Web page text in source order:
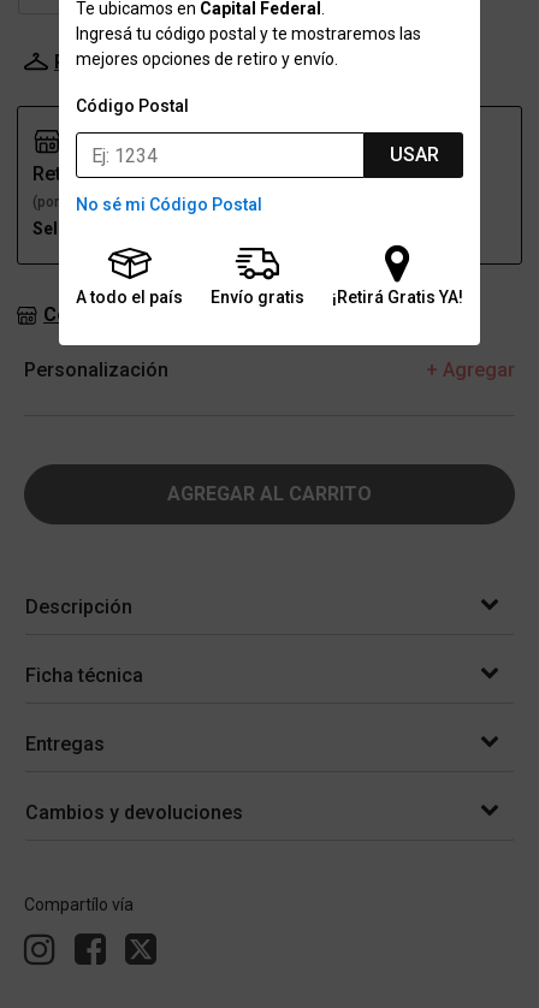
Te ubicamos en Capital Federal
Ingresá tu código postal y te mostraremos las
mejores opciones de retiro y envío.
Código Postal
USAR
No sé mi Código Postal
A todo el país Envío gratis ¡Retirá Gratis YA!
Probador Virtual Tabla de talles
Retiro
(por una sucursal)
Seleccioná talle
Envío
Consultar stock en sucursales
Personalización + Agregar
AGREGAR AL CARRITO
Descripción
Ficha técnica
Entregas
Cambios y devoluciones
Compartílo vía